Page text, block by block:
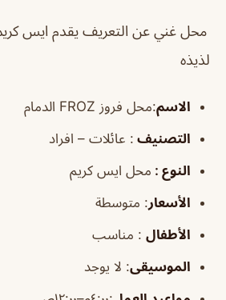
محل غني عن التعريف يقدم ايس
لذيذه
الاسم:محل فروز FROZ الدمام
التصنيف : عائلات – افراد
النوع : محل ايس كريم
الأسعار: متوسطة
الأطفال : مناسب
الموسيقى: لا يوجد